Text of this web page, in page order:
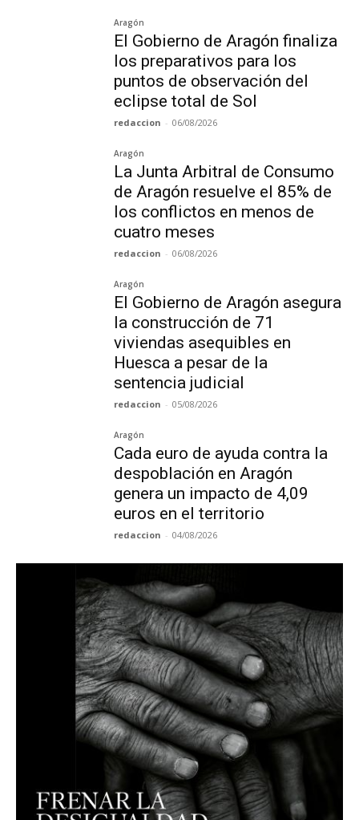
Aragón
El Gobierno de Aragón finaliza
los preparativos para los
puntos de observación del
eclipse total de Sol
redaccion - 06/08/2026
Aragón
La Junta Arbitral de Consumo
de Aragón resuelve el 85% de
los conflictos en menos de
cuatro meses
redaccion - 06/08/2026
Aragón
El Gobierno de Aragón asegura
la construcción de 71
viviendas asequibles en
Huesca a pesar de la
sentencia judicial
redaccion - 05/08/2026
Aragón
Cada euro de ayuda contra la
despoblación en Aragón
genera un impacto de 4,09
euros en el territorio
redaccion - 04/08/2026